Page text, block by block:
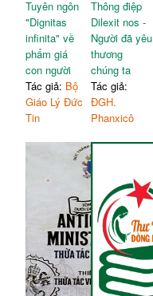
Tuyên ngôn
"Dignitas
infinita" về
phẩm giá
con người
Tác giả: Bộ
Giáo Lý Đức
Tin
Thông điệp
Dilexit nos -
Người đã yêu
thương
chúng ta
Tác giả:
ĐGH.
Phanxicô